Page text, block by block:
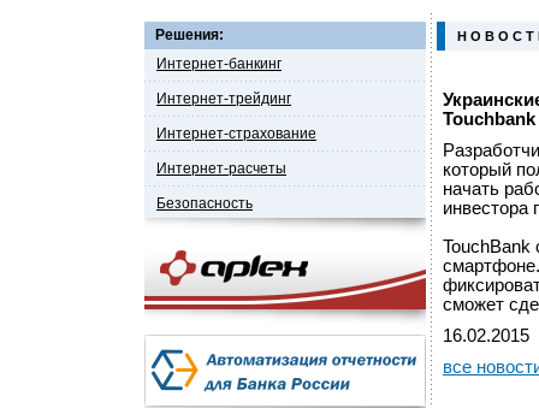
Решения:
Интернет-банкинг
Интернет-трейдинг
Интернет-страхование
Интернет-расчеты
Безопасность
Н О В О С Т
Touchbank
который
начать
инвестора
TouchBank
сможет
16.02.2015
все